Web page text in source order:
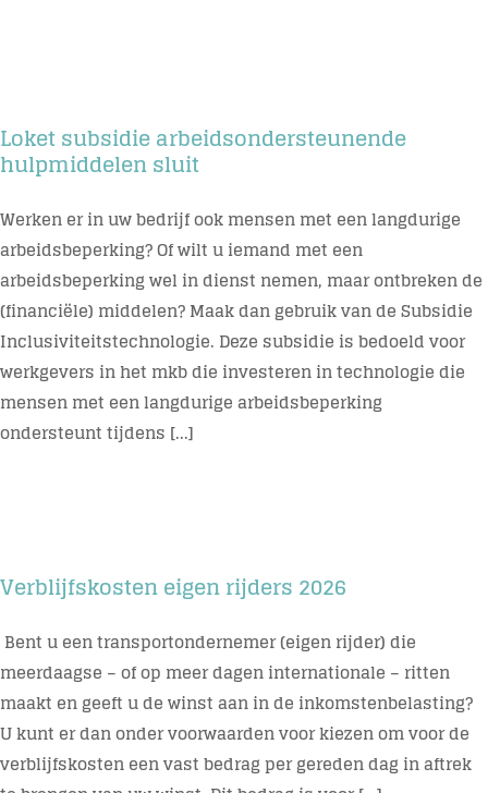
Loket subsidie arbeidsondersteunende
hulpmiddelen sluit
Werken er in uw bedrijf ook mensen met een langdurige
arbeidsbeperking? Of wilt u iemand met een
arbeidsbeperking wel in dienst nemen, maar ontbreken de
(financiële) middelen? Maak dan gebruik van de Subsidie
Inclusiviteitstechnologie. Deze subsidie is bedoeld voor
werkgevers in het mkb die investeren in technologie die
mensen met een langdurige arbeidsbeperking
ondersteunt tijdens [...]
Verblijfskosten eigen rijders 2026
Bent u een transportondernemer (eigen rijder) die
meerdaagse – of op meer dagen internationale – ritten
maakt en geeft u de winst aan in de inkomstenbelasting?
U kunt er dan onder voorwaarden voor kiezen om voor de
verblijfskosten een vast bedrag per gereden dag in aftrek